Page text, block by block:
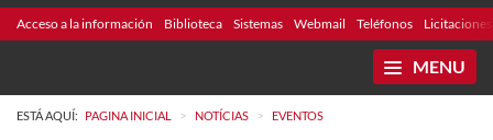
Acceso a la información Biblioteca Sistemas Webmail Teléfonos Licitaciones
MENU
ESTÁ AQUÍ: PAGINA INICIAL > NOTÍCIAS > EVENTOS